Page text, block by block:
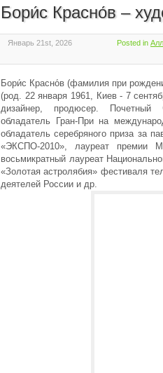
Бори́с Красно́в –
Январь 21st, 2026 Posted in
Бори́с Красно́в (фамилия при
(род. 22 января 1961, Киев - 7
дизайнер, продюсер. Почетный
обладатель Гран-При на
обладатель серебряного приза за
«ЭКСПО-2010», лауреат премии
восьмикратный лауреат
«Золотая астролябия» фестиваля
деятелей России и др.